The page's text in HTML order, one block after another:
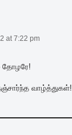
at 7:22 pm
தோழரே!
வாழ்த்துகள்!